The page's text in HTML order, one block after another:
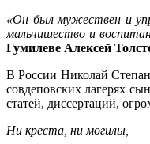
«Он был мужествен и
мальчишество и
Гумилеве Алексей
В России Николай
совдеповских лагерях
статей, диссертаций,
Ни креста, ни могилы,